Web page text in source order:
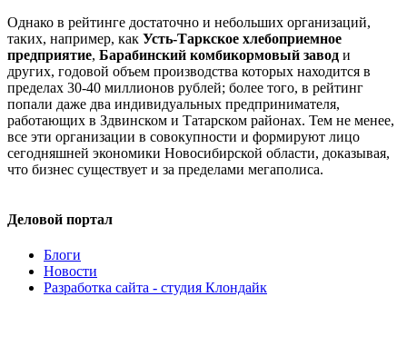
Однако в рейтинге достаточно и небольших организаций,
таких, например, как Усть-Таркское хлебоприемное
предприятие, Барабинский комбикормовый завод и
других, годовой объем производства которых находится в
пределах 30-40 миллионов рублей; более того, в рейтинг
попали даже два индивидуальных предпринимателя,
работающих в Здвинском и Татарском районах. Тем не менее,
все эти организации в совокупности и формируют лицо
сегодняшней экономики Новосибирской области, доказывая,
что бизнес существует и за пределами мегаполиса.
Деловой портал
Блоги
Новости
Разработка сайта - студия Клондайк